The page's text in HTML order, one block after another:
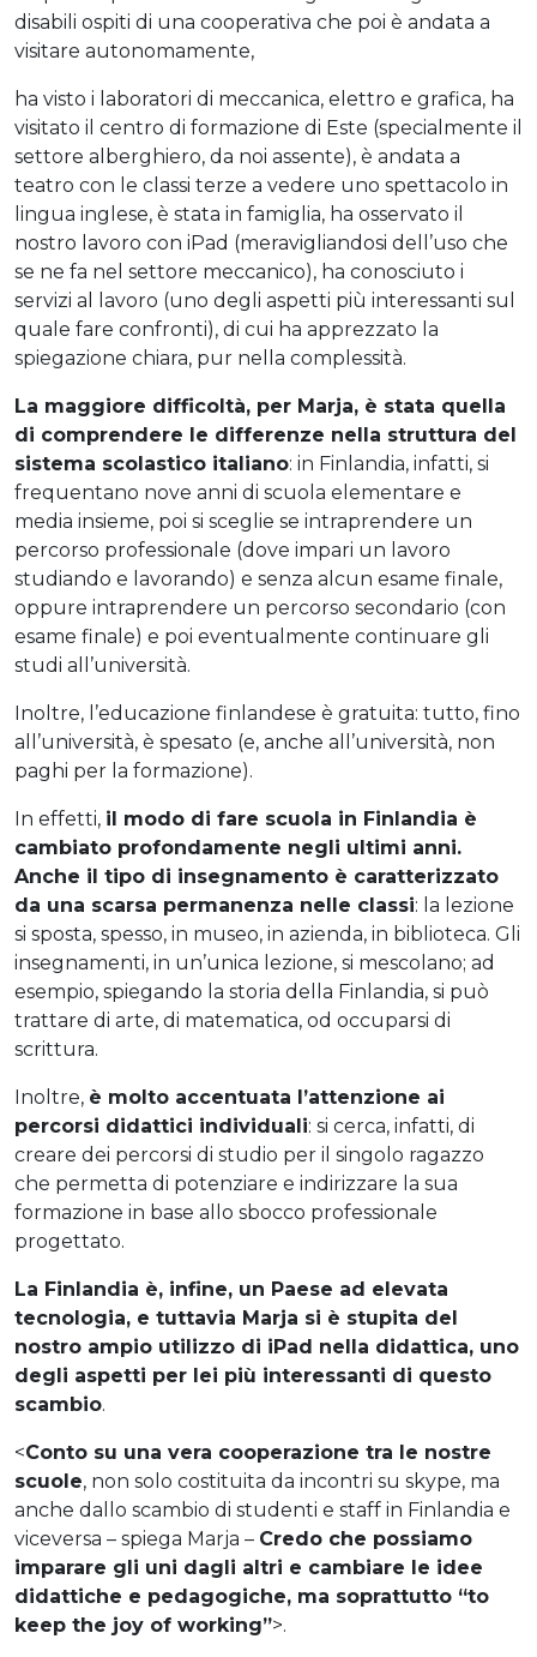
disabili ospiti di una cooperativa che poi è andata a
visitare autonomamente,
ha visto i laboratori di meccanica, elettro e grafica, ha
visitato il centro di formazione di Este (specialmente il
settore alberghiero, da noi assente), è andata a
teatro con le classi terze a vedere uno spettacolo in
lingua inglese, è stata in famiglia, ha osservato il
nostro lavoro con iPad (meravigliandosi dell’uso che
se ne fa nel settore meccanico), ha conosciuto i
servizi al lavoro (uno degli aspetti più interessanti sul
quale fare confronti), di cui ha apprezzato la
spiegazione chiara, pur nella complessità.
La maggiore difficoltà, per Marja, è stata quella
di comprendere le differenze nella struttura del
sistema scolastico italiano: in Finlandia, infatti, si
frequentano nove anni di scuola elementare e
media insieme, poi si sceglie se intraprendere un
percorso professionale (dove impari un lavoro
studiando e lavorando) e senza alcun esame finale,
oppure intraprendere un percorso secondario (con
esame finale) e poi eventualmente continuare gli
studi all’università.
Inoltre, l’educazione finlandese è gratuita: tutto, fino
all’università, è spesato (e, anche all’università, non
paghi per la formazione).
In effetti, il modo di fare scuola in Finlandia è
cambiato profondamente negli ultimi anni.
Anche il tipo di insegnamento è caratterizzato
da una scarsa permanenza nelle classi: la lezione
si sposta, spesso, in museo, in azienda, in biblioteca. Gli
insegnamenti, in un’unica lezione, si mescolano; ad
esempio, spiegando la storia della Finlandia, si può
trattare di arte, di matematica, od occuparsi di
scrittura.
Inoltre, è molto accentuata l’attenzione ai
percorsi didattici individuali: si cerca, infatti, di
creare dei percorsi di studio per il singolo ragazzo
che permetta di potenziare e indirizzare la sua
formazione in base allo sbocco professionale
progettato.
La Finlandia è, infine, un Paese ad elevata
tecnologia, e tuttavia Marja si è stupita del
nostro ampio utilizzo di iPad nella didattica, uno
degli aspetti per lei più interessanti di questo
scambio.
<Conto su una vera cooperazione tra le nostre
scuole, non solo costituita da incontri su skype, ma
anche dallo scambio di studenti e staff in Finlandia e
viceversa – spiega Marja – Credo che possiamo
imparare gli uni dagli altri e cambiare le idee
didattiche e pedagogiche, ma soprattutto “to
keep the joy of working”>.